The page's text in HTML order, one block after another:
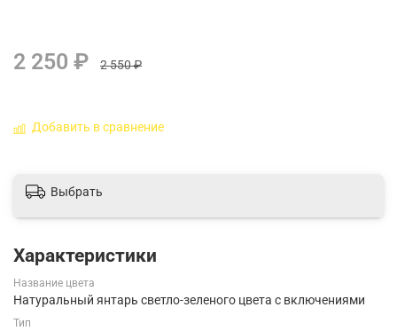
2 250 ₽ 2 550 ₽
Добавить в сравнение
Выбрать
Характеристики
Название цвета
Натуральный янтарь светло-зеленого цвета с включениями
Тип